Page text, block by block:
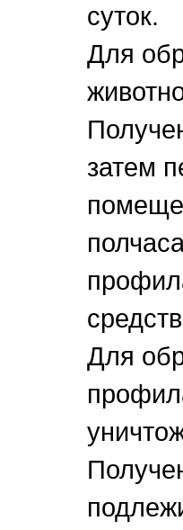
суток.
Для
затем
Для